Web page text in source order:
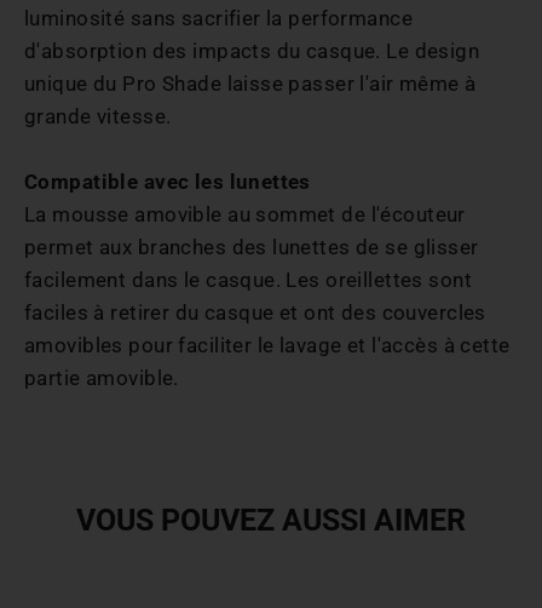
luminosité sans sacrifier la performance
d'absorption des impacts du casque. Le design
unique du Pro Shade laisse passer l'air même à
grande vitesse.
Compatible avec les lunettes
La mousse amovible au sommet de l'écouteur
permet aux branches des lunettes de se glisser
facilement dans le casque. Les oreillettes sont
faciles à retirer du casque et ont des couvercles
amovibles pour faciliter le lavage et l'accès à cette
partie amovible.
VOUS POUVEZ AUSSI AIMER